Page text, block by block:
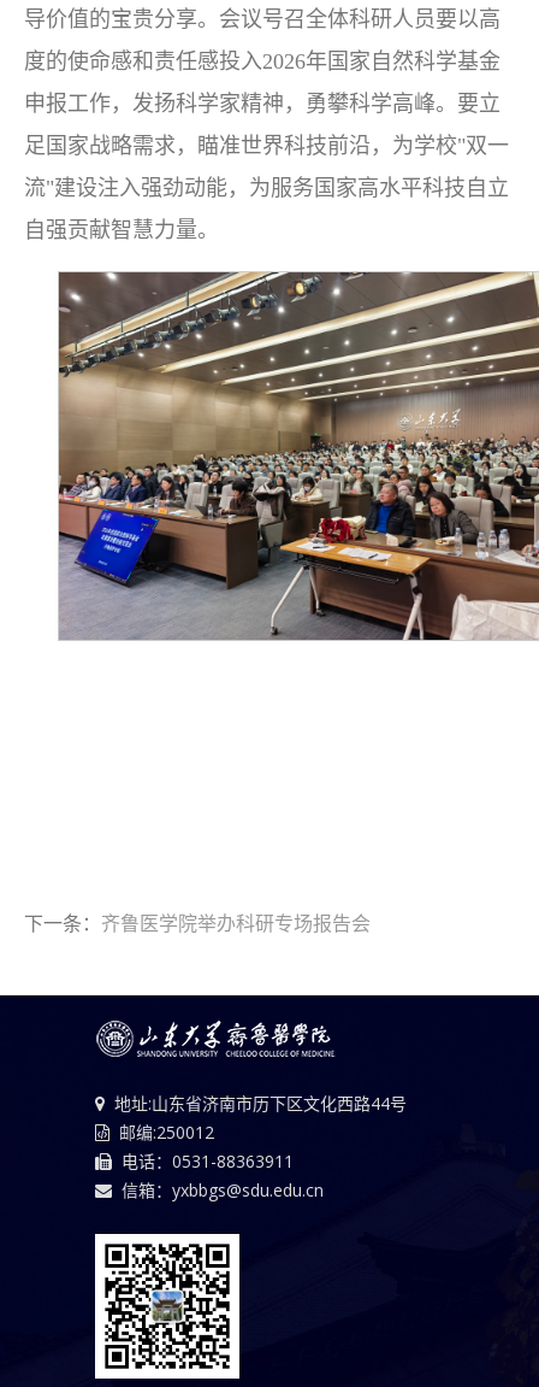
导价值的宝贵分享。会议号召全体科研人员要以高
度的使命感和责任感投入2026年国家自然科学基金
申报工作，发扬科学家精神，勇攀科学高峰。要立
足国家战略需求，瞄准世界科技前沿，为学校"双一
流"建设注入强劲动能，为服务国家高水平科技自立
自强贡献智慧力量。
下一条： 齐鲁医学院举办科研专场报告会
地址:山东省济南市历下区文化西路44号
邮编:250012
电话：0531-88363911
信箱：yxbbgs@sdu.edu.cn